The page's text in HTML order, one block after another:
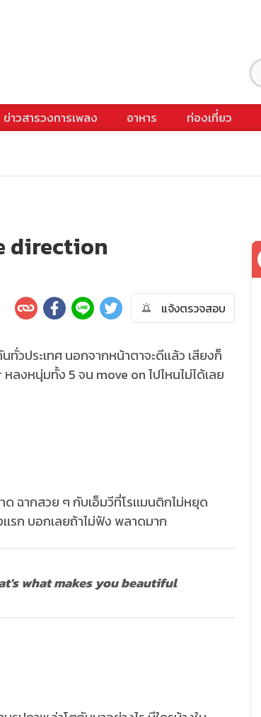
ข่าวสารวงการเพลง อาหาร ท่องเที่ยว
direction
แจ้งตรวจสอบ
ประเทศ นอกจากหน้าตาจะดีเเล้ว เสียงก็
ลงหนุ่มทั้ง 5 จน move on ไปไหนไม่ได้เลย
ฉากสวย ๆ กับเอ็มวีที่โรเเมนติกไม่หยุด
เรก บอกเลยถ้าไม่ฟัง พลาดมาก
what makes you beautiful